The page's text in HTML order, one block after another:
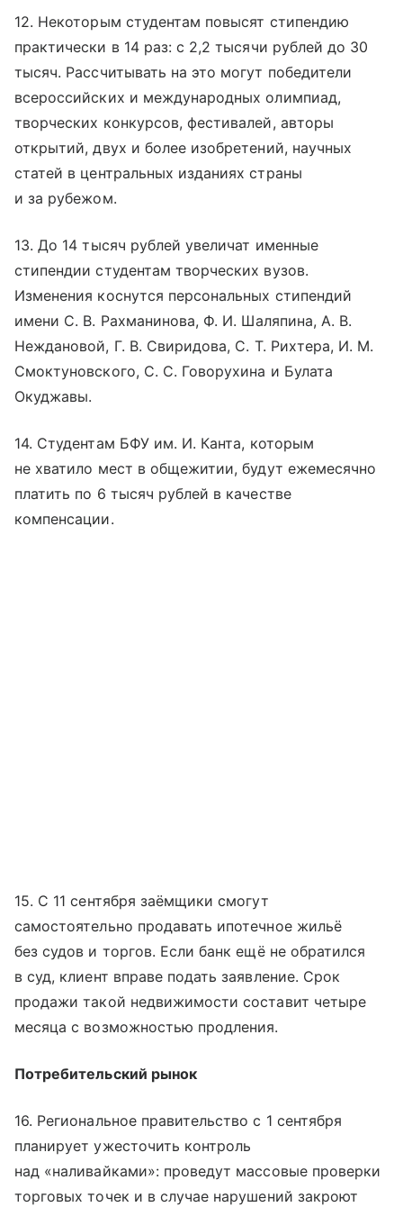
12. Некоторым студентам повысят стипендию
практически в 14 раз: с 2,2 тысячи рублей до 30
тысяч. Рассчитывать на это могут победители
всероссийских и международных олимпиад,
творческих конкурсов, фестивалей, авторы
открытий, двух и более изобретений, научных
статей в центральных изданиях страны
и за рубежом.
13. До 14 тысяч рублей увеличат именные
стипендии студентам творческих вузов.
Изменения коснутся персональных стипендий
имени С. В. Рахманинова, Ф. И. Шаляпина, А. В.
Неждановой, Г. В. Свиридова, С. Т. Рихтера, И. М.
Смоктуновского, С. С. Говорухина и Булата
Окуджавы.
14. Студентам БФУ им. И. Канта, которым
не хватило мест в общежитии, будут ежемесячно
платить по 6 тысяч рублей в качестве
компенсации.
15. С 11 сентября заёмщики смогут
самостоятельно продавать ипотечное жильё
без судов и торгов. Если банк ещё не обратился
в суд, клиент вправе подать заявление. Срок
продажи такой недвижимости составит четыре
месяца с возможностью продления.
Потребительский рынок
16. Региональное правительство с 1 сентября
планирует ужесточить контроль
над «наливайками»: проведут массовые проверки
торговых точек и в случае нарушений закроют